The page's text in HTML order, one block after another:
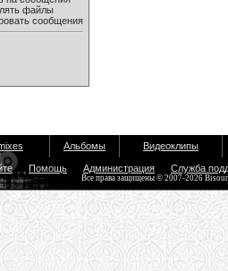
файлы
сообщения
Альбомы Видеоклипы
Помощь Администрация Служба
Все права защищены © 2007-2026